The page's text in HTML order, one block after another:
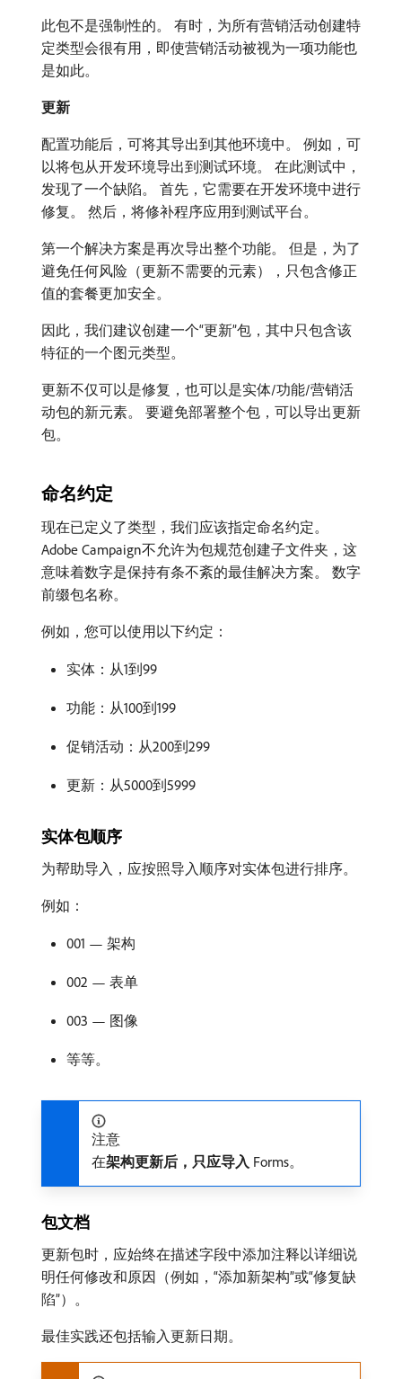
此包不是强制性的。 有时，为所有营销活动创建特
定类型会很有用，即使营销活动被视为一项功能也
是如此。
更新
配置功能后，可将其导出到其他环境中。 例如，可
以将包从开发环境导出到测试环境。 在此测试中，
发现了一个缺陷。 首先，它需要在开发环境中进行
修复。 然后，将修补程序应用到测试平台。
第一个解决方案是再次导出整个功能。 但是，为了
避免任何风险（更新不需要的元素），只包含修正
值的套餐更加安全。
因此，我们建议创建一个“更新”包，其中只包含该
特征的一个图元类型。
更新不仅可以是修复，也可以是实体/功能/营销活
动包的新元素。 要避免部署整个包，可以导出更新
包。
命名约定
现在已定义了类型，我们应该指定命名约定。
Adobe Campaign不允许为包规范创建子文件夹，这
意味着数字是保持有条不紊的最佳解决方案。 数字
前缀包名称。
例如，您可以使用以下约定：
实体：从1到99
功能：从100到199
促销活动：从200到299
更新：从5000到5999
实体包顺序
为帮助导入，应按照导入顺序对实体包进行排序。
例如：
001 — 架构
002 — 表单
003 — 图像
等等。
注意
在​架构更新后，只应导入 Forms。
包文档
更新包时，应始终在描述字段中添加注释以详细说
明任何修改和原因（例如，“添加新架构”或“修复缺
陷”）。
最佳实践还包括输入更新日期。